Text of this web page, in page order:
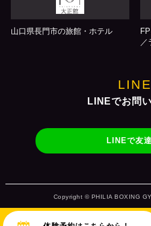
山口県長門市の旅館・ホテル
／
LINE
LINEでお問
LINEで友
Copyright © PHILIA BOXING